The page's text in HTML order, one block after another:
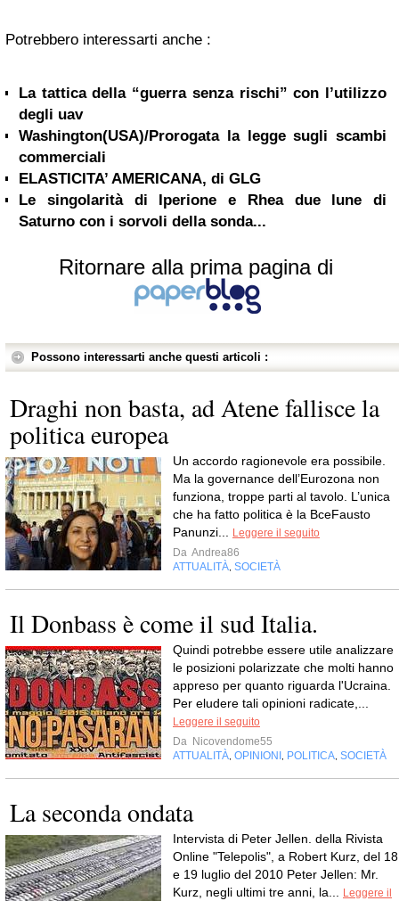
Potrebbero interessarti anche :
La tattica della “guerra senza rischi” con l’utilizzo
degli uav
Washington(USA)/Prorogata la legge sugli scambi
commerciali
ELASTICITA’ AMERICANA, di GLG
Le singolarità di Iperione e Rhea due lune di
Saturno con i sorvoli della sonda...
Ritornare alla prima pagina di
Possono interessarti anche questi articoli :
Draghi non basta, ad Atene fallisce la
politica europea
Un accordo ragionevole era possibile.
Ma la governance dell’Eurozona non
funziona, troppe parti al tavolo. L’unica
che ha fatto politica è la BceFausto
Panunzi...
Leggere il seguito
Da Andrea86
ATTUALITÀ SOCIETÀ
Il Donbass è come il sud Italia.
Quindi potrebbe essere utile analizzare
le posizioni polarizzate che molti hanno
appreso per quanto riguarda l'Ucraina.
Per eludere tali opinioni radicate,...
Leggere il seguito
Da Nicovendome55
ATTUALITÀ OPINIONI POLITICA SOCIETÀ
La seconda ondata
Intervista di Peter Jellen. della Rivista
Online "Telepolis", a Robert Kurz, del 18
e 19 luglio del 2010 Peter Jellen: Mr.
Kurz, negli ultimi tre anni, la...
Leggere il